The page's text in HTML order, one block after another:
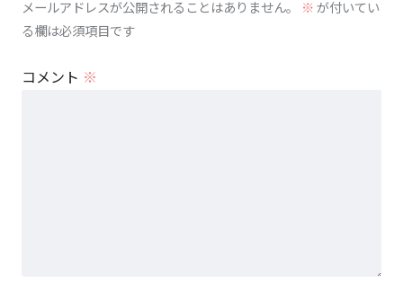
メールアドレスが公開されることはありません。 ※が付いてい
る欄は必須項目です
コメント ※